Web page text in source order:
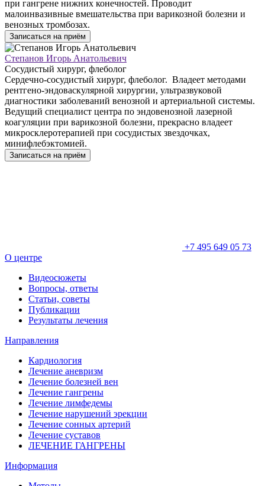
при гангрене нижних конечностей. Проводит
малоинвазивные вмешательства при варикозной болезни и
венозных тромбозах.
Записаться на приём
Степанов Игорь Анатольевич
Сосудистый хирург, флеболог
Сердечно-сосудистый хирург, флеболог. Владеет методами
рентгено-эндоваскулярной хирургии, ультразвуковой
диагностики заболеваний венозной и артериальной системы.
Ведущий специалист центра по эндовенозной лазерной
коагуляции при варикозной болезни, прекрасно владеет
микросклеротерапией при сосудистых звездочках,
минифлебэктомией.
Записаться на приём
+7 495 649 05 73
О центре
Видеосюжеты
Вопросы, ответы
Статьи, советы
Публикации
Результаты лечения
Направления
Кардиология
Лечение аневризм
Лечение болезней вен
Лечение гангрены
Лечение лимфедемы
Лечение нарушений эрекции
Лечение сонных артерий
Лечение суставов
ЛЕЧЕНИЕ ГАНГРЕНЫ
Информация